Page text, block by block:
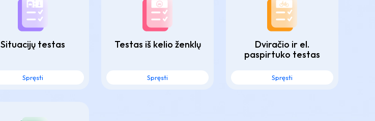
Situacijų testas
Spręsti
Testas iš kelio ženklų
Spręsti
Dviračio ir el.
paspirtuko testas
Spręsti